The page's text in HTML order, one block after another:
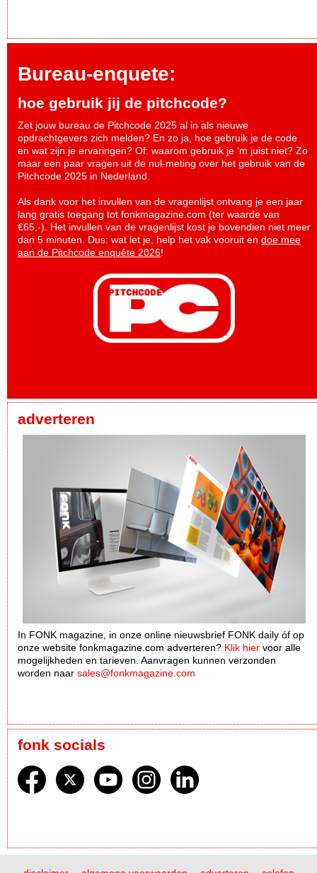
Bureau-enquete:
hoe gebruik jij de pitchcode?
Zet jouw bureau de Pitchcode 2025 al in als nieuwe
opdrachtgevers zich melden? En zo ja, hoe gebruik je de code
en wat zijn je ervaringen? Of: waarom gebruik je ‘m juist niet? Zo
maar een paar vragen uit de nul-meting over het gebruik van de
Pitchcode 2025 in Nederland.
Als dank voor het invullen van de vragenlijst ontvang je een jaar
lang gratis toegang tot fonkmagazine.com (ter waarde van
€65,-). Het invullen van de vragenlijst kost je bovendien niet meer
dan 5 minuten. Dus: wat let je, help het vak vooruit en doe mee
aan de Pitchcode enquête 2026!
adverteren
In FONK magazine, in onze online nieuwsbrief FONK daily óf op
onze website fonkmagazine.com adverteren? Klik hier voor alle
mogelijkheden en tarieven. Aanvragen kunnen verzonden
worden naar sales@fonkmagazine.com
fonk socials